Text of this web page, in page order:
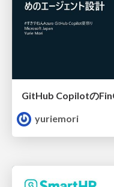
yuriemori